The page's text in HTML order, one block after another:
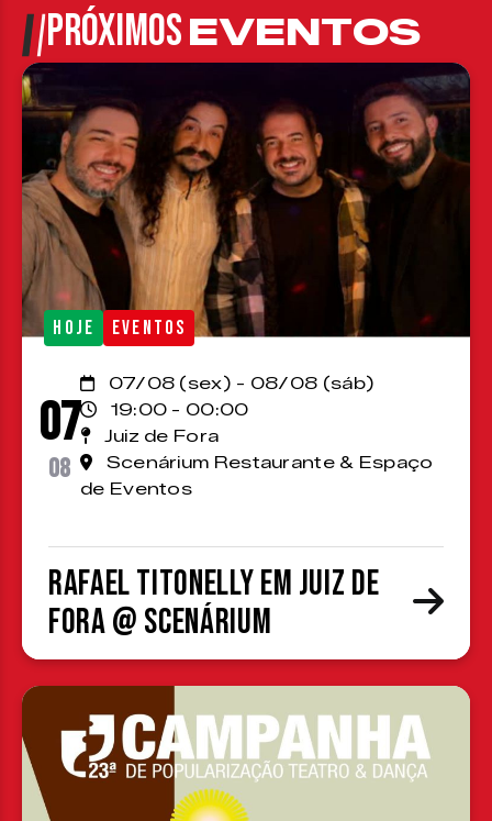
PRÓXIMOSEVENTOS
HOJE EVENTOS
07
08
07/08 (sex) - 08/08 (sáb)
19:00 - 00:00
Juiz de Fora
Scenárium Restaurante & Espaço
de Eventos
Rafael Titonelly em Juiz de
Fora @ Scenárium